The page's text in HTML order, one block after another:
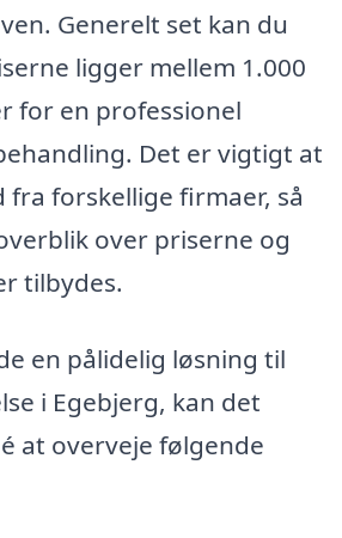
Generelt set kan du
ligger mellem 1.000
for en professionel
Det er vigtigt at
forskellige firmaer, så
over priserne og
tilbydes.
en pålidelig løsning til
i Egebjerg, kan det
at overveje følgende